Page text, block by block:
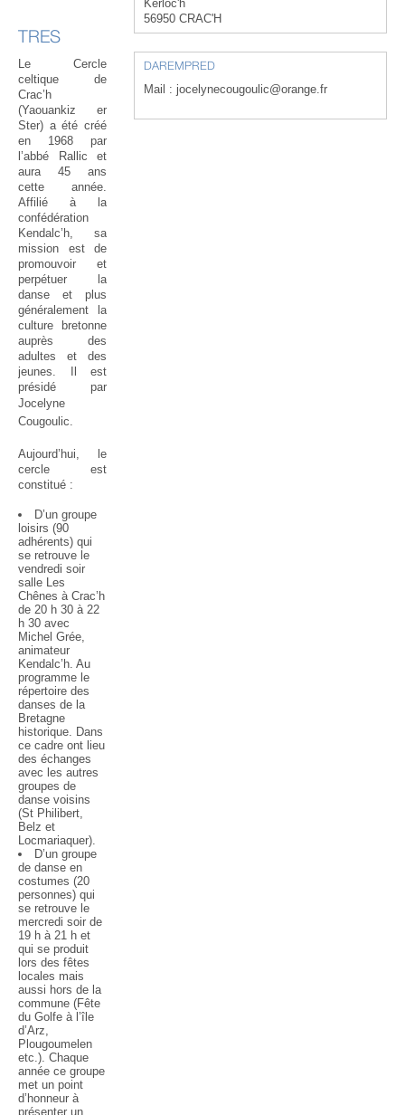
Kerloc'h
56950 CRAC'H
DAREMPRED
Mail : jocelynecougoulic@orange.fr
TRES
Le Cercle
celtique de
Crac’h
(Yaouankiz er
Ster) a été créé
en 1968 par
l’abbé Rallic et
aura 45 ans
cette année.
Affilié à la
confédération
Kendalc’h, sa
mission est de
promouvoir et
perpétuer la
danse et plus
généralement la
culture bretonne
auprès des
adultes et des
jeunes. Il est
présidé par
Jocelyne
Cougoulic.
Aujourd’hui, le
cercle est
constitué :
D’un groupe
loisirs (90
adhérents) qui
se retrouve le
vendredi soir
salle Les
Chênes à Crac’h
de 20 h 30 à 22
h 30 avec
Michel Grée,
animateur
Kendalc’h. Au
programme le
répertoire des
danses de la
Bretagne
historique. Dans
ce cadre ont lieu
des échanges
avec les autres
groupes de
danse voisins
(St Philibert,
Belz et
Locmariaquer).
D’un groupe
de danse en
costumes (20
personnes) qui
se retrouve le
mercredi soir de
19 h à 21 h et
qui se produit
lors des fêtes
locales mais
aussi hors de la
commune (Fête
du Golfe à l’île
d’Arz,
Plougoumelen
etc.). Chaque
année ce groupe
met un point
d’honneur à
présenter un